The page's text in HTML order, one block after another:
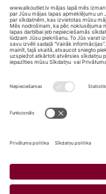
E-
ALKOHOLA
NODOŠANA
AIZLIEGTA.